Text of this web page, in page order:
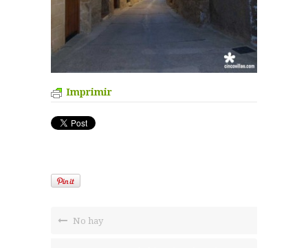
Imprimir
No hay